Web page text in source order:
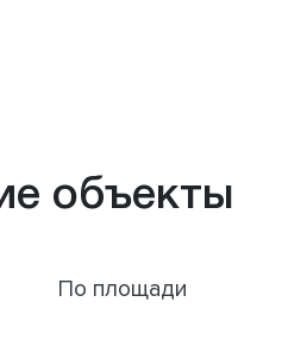
объекты
По площади